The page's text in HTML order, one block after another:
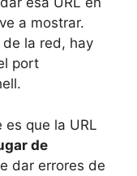
a mostrar.
la red, hay
port
que la URL
de
dar errores de